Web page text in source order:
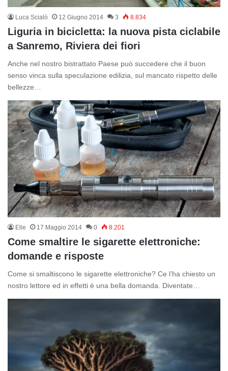
Luca Scialò 12 Giugno 2014 3 8.834
Liguria in bicicletta: la nuova pista ciclabile
a Sanremo, Riviera dei fiori
Anche nel nostro bistrattato Paese può succedere che il buon
senso vinca sulla speculazione edilizia, sul mancato rispetto delle
bellezze…
Elle 17 Maggio 2014 0 8.201
Come smaltire le sigarette elettroniche:
domande e risposte
Come si smaltiscono le sigarette elettroniche? Ce l’ha chiesto un
nostro lettore ed in effetti è una bella domanda. Diventate…